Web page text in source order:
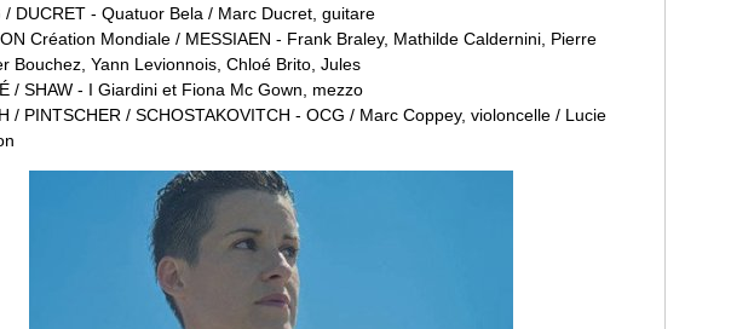
/ DUCRET - Quatuor Bela / Marc Ducret, guitare
Création Mondiale / MESSIAEN - Frank Braley, Mathilde Caldernini, Pierre
Bouchez, Yann Levionnois, Chloé Brito, Jules
/ SHAW - I Giardini et Fiona Mc Gown, mezzo
/ PINTSCHER / SCHOSTAKOVITCH - OCG / Marc Coppey, violoncelle / Lucie